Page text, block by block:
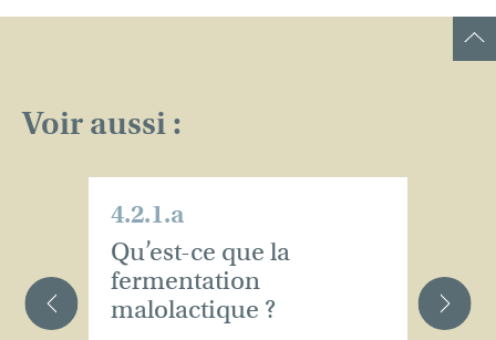
Voir aussi :
4.2.1.a
Qu’est-ce que la
fermentation
malolactique ?